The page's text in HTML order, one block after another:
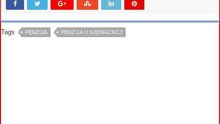
Tags PENZIJA PENZIJA U NJEMACKOJ